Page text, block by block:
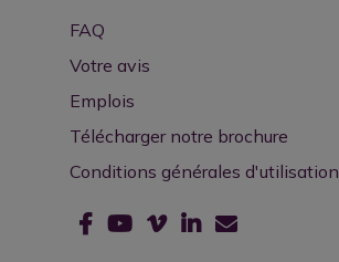
FAQ
Votre avis
Emplois
Télécharger notre brochure
Conditions générales d'utilisation